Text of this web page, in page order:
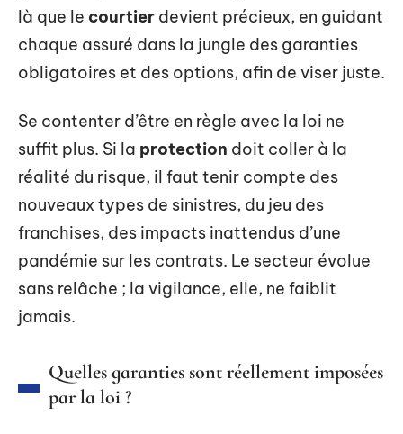
là que le courtier devient précieux, en guidant
chaque assuré dans la jungle des garanties
obligatoires et des options, afin de viser juste.
Se contenter d’être en règle avec la loi ne
suffit plus. Si la protection doit coller à la
réalité du risque, il faut tenir compte des
nouveaux types de sinistres, du jeu des
franchises, des impacts inattendus d’une
pandémie sur les contrats. Le secteur évolue
sans relâche ; la vigilance, elle, ne faiblit
jamais.
Quelles garanties sont réellement imposées
par la loi ?